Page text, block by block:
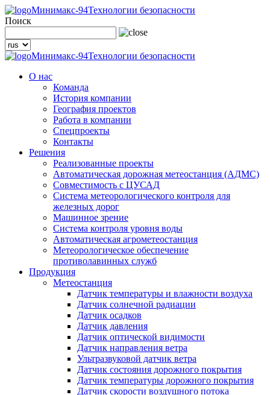
Минимакс-94Технологии безопасности
Поиск
Минимакс-94Технологии безопасности
О нас
Команда
История компании
География проектов
Работа в компании
Спецпроекты
Контакты
Решения
Реализованные проекты
Автоматическая дорожная метеостанция (АДМС)
Совместимость с ЦУСАД
Система метеорологического контроля для
железных дорог
Машинное зрение
Система контроля уровня воды
Автоматическая агрометеостанция
Метеорологическое обеспечение
противолавинных служб
Продукция
Метеостанция
Датчик температуры и влажности воздуха
Датчик солнечной радиации
Датчик осадков
Датчик давления
Датчик оптической видимости
Датчик направления ветра
Ультразвуковой датчик ветра
Датчик состояния дорожного покрытия
Датчик температуры дорожного покрытия
Датчик скорости воздушного потока